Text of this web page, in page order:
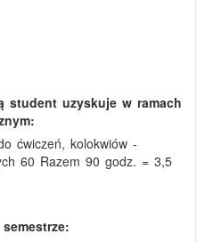
student uzyskuje w ramach
ćwiczeń, kolokwiów -
60 Razem 90 godz. = 3,5